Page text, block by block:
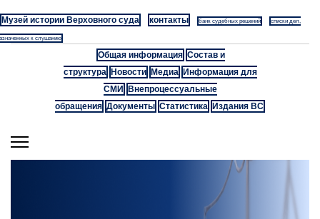
Музей истории Верховного суда контакты банк судебных решений списки дел,
к слушанию
Общая информация Состав и
структура
Новости Медиа
Информация для
СМИ
Внепроцессуальные
обращения Документы Статистика Издания ВС